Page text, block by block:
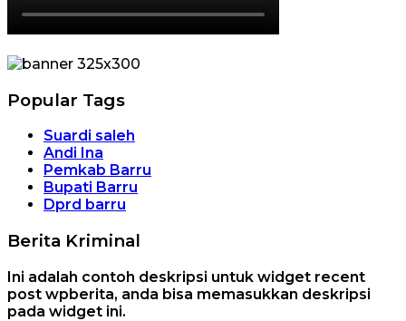
Popular Tags
Suardi saleh
Andi Ina
Pemkab Barru
Bupati Barru
Dprd barru
Berita Kriminal
Ini adalah contoh deskripsi untuk widget recent
post wpberita, anda bisa memasukkan deskripsi
pada widget ini.